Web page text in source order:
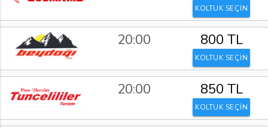
KOLTUK SEÇİN
20:00 800 TL
KOLTUK SEÇİN
20:00 850 TL
KOLTUK SEÇİN